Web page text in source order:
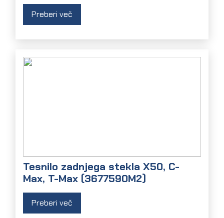
Preberi več
Tesnilo zadnjega stekla X50, C-
Max, T-Max (3677590M2)
Preberi več